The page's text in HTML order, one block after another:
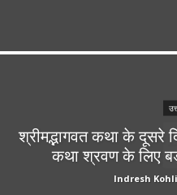
श्रीमद्भागवत कथा के दूसरे
कथा श्रवण के लिए
Indresh Kohli